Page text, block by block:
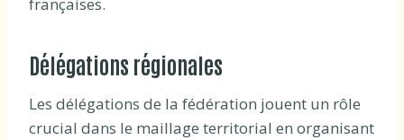
Délégations régionales
Les délégations de la fédération jouent un rôle
crucial dans le maillage territorial en organisant